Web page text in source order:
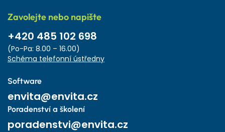
Zavolejte nebo napište
+420 485 102 698
(Po-Pa: 8.00 – 16.00)
Schéma telefonní ústředny
Software
envita@envita.cz
Poradenství a školení
poradenstvi@envita.cz